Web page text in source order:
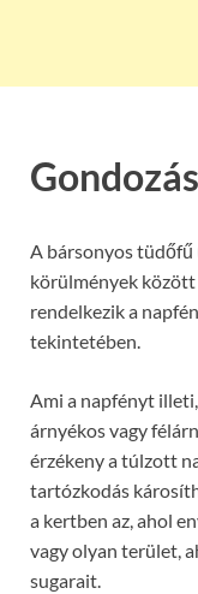
A bársonyos
körülmények
rendelkezik a
tekintetében.
Ami a napfényt
árnyékos vagy
érzékeny a túlzott
tartózkodás
a kertben az, ahol
vagy olyan terület,
sugarait.